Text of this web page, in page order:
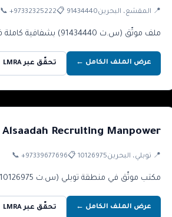
📍 المقشع، البحرين 📋 91434440
📞 +97332325222
ملف موثّق (س.ت 91434440) بشفافية كاملة في التواصل وعرض استقدام متعدد الجنسيات.
عرض الملف الكامل ← تحقّق عبر LMRA
Alsaadah Recruiting Manpower
📍 توبلي، البحرين 📋 10126975
📞 +97339677696
مكتب موثّق في منطقة توبلي (س.ت 10126975) بملف عملي كامل وتركيز واضح على العمالة المنزلية.
عرض الملف الكامل ← تحقّق عبر LMRA